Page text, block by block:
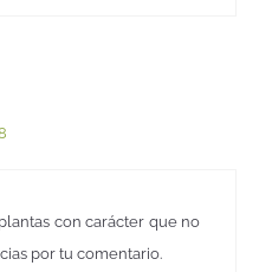
con carácter que no
por tu comentario.